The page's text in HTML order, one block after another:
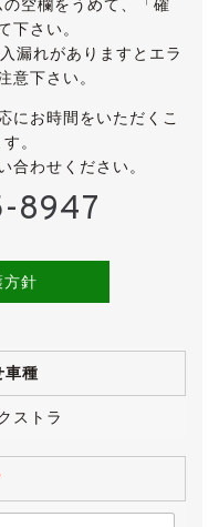
新品に交換。
い私が乗りこんでも臭
した。
ーレス・ラジオは動作
す。
オートマに特に気にな
月点検を実施していま
空欄をうめて、「確
下さい。
漏れがありますとエラ
意下さい。
にお時間をいただくこ
。
合わせください。
8947
方針
車種
ストラ